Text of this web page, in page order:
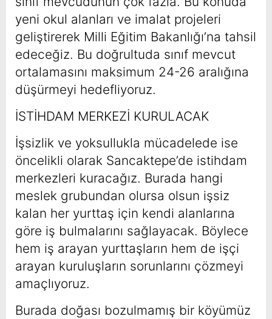
yeni okul alanları ve imalat projeleri
geliştirerek Milli Eğitim Bakanlığı’na tahsil
edeceğiz. Bu doğrultuda sınıf mevcut
ortalamasını maksimum 24-26 aralığına
düşürmeyi hedefliyoruz.
İSTİHDAM MERKEZİ KURULACAK
İşsizlik ve yoksullukla mücadelede ise
öncelikli olarak Sancaktepe’de istihdam
merkezleri kuracağız. Burada hangi
meslek grubundan olursa olsun işsiz
kalan her yurttaş için kendi alanlarına
göre iş bulmalarını sağlayacak. Böylece
hem iş arayan yurttaşların hem de işçi
arayan kuruluşların sorunlarını çözmeyi
amaçlıyoruz.
Burada doğası bozulmamış bir köyümüz